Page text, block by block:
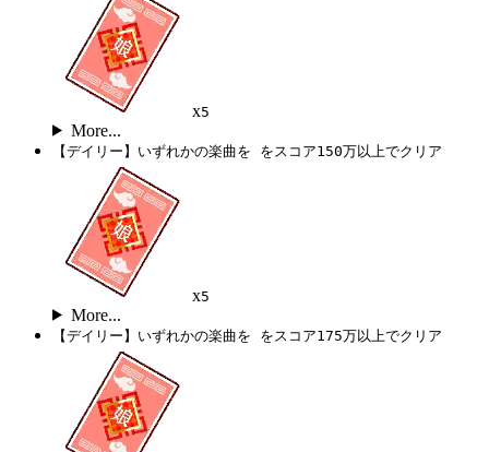
x5
More...
【デイリー】いずれかの楽曲を をスコア150万以上でクリア
x5
More...
【デイリー】いずれかの楽曲を をスコア175万以上でクリア